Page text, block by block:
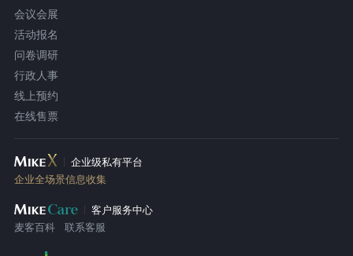
会议会展
活动报名
问卷调研
行政人事
线上预约
在线售票
企业级私有平台
企业全场景信息收集
客户服务中心
麦客百科
联系客服